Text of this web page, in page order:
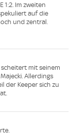
1:2. Im zweiten
auf die
und zentral.
mit seinem
Allerdings
der Keeper sich zu